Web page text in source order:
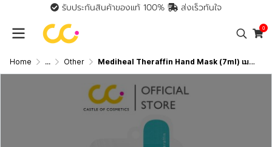
รับประกันสินค้าของแท้ 100% ส่งเร็วทันใจ
0
Home ... Other Mediheal Theraffin Hand Mask (7ml) เมดดิฮีล เทราฟิน แฮนด์ มาสก์